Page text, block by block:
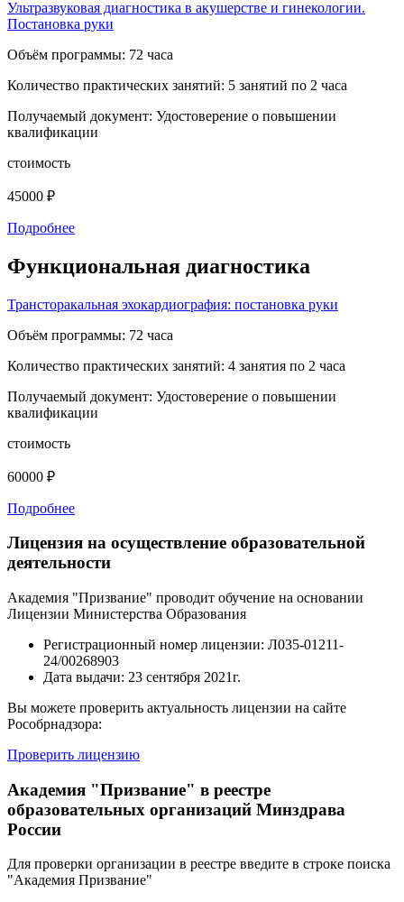
Ультразвуковая диагностика в акушерстве и гинекологии.
Постановка руки
Объём программы: 72 часа
Количество практических занятий: 5 занятий по 2 часа
Получаемый документ: Удостоверение о повышении
квалификации
стоимость
45000 ₽
Подробнее
Функциональная диагностика
Трансторакальная эхокардиография: постановка руки
Объём программы: 72 часа
Количество практических занятий: 4 занятия по 2 часа
Получаемый документ: Удостоверение о повышении
квалификации
стоимость
60000 ₽
Подробнее
Лицензия на осуществление образовательной
деятельности
Академия "Призвание" проводит обучение на основании
Лицензии Министерства Образования
Регистрационный номер лицензии: Л035-01211-
24/00268903
Дата выдачи: 23 сентября 2021г.
Вы можете проверить актуальность лицензии на сайте
Рособрнадзора:
Проверить лицензию
Академия "Призвание" в реестре
образовательных организаций Минздрава
России
Для проверки организации в реестре введите в строке поиска
"Академия Призвание"